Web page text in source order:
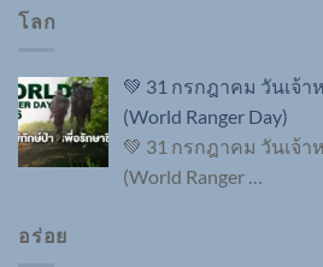
โลก
💚 31 กรกฎาคม วันเจ้
(World Ranger Day)
💚 31 กรกฎาคม วันเจ้
(World Ranger …
อร่อย